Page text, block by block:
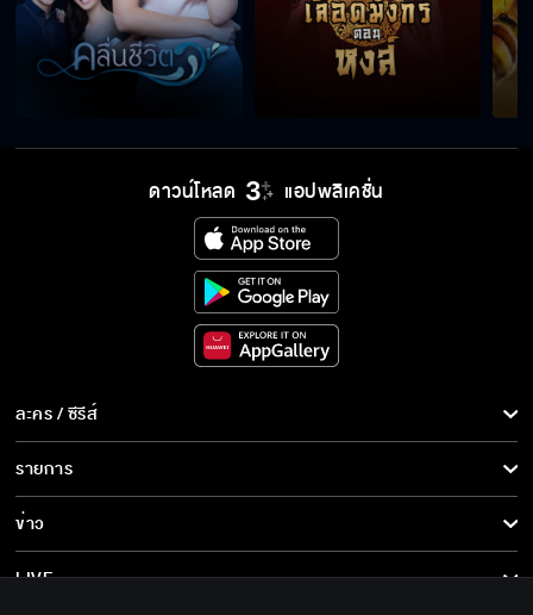
ดาวน์โหลด แอปพลิเคชั่น
ละคร / ซีรีส์
ละคร/ซีรีส์
ซีรีส์นานาชาติ
การ์ตูน & เกม
รายการ
รายการทั้งหมด
ข่าว
ข่าวทั้งหมด
LIVE